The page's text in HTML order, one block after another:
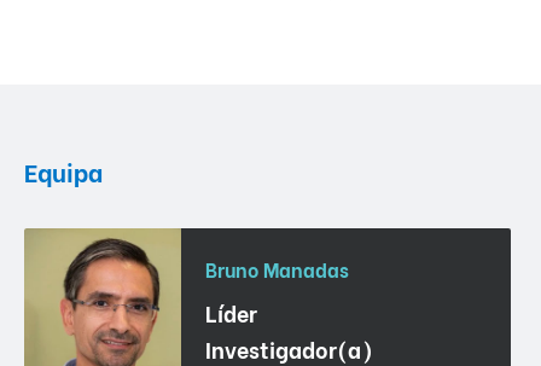
Equipa
Bruno Manadas
Líder
Investigador(a)